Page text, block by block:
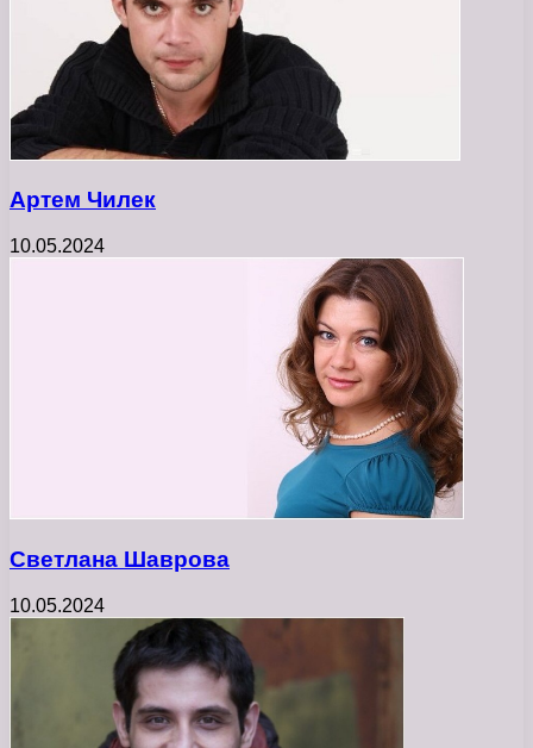
Артем Чилек
10.05.2024
Светлана Шаврова
10.05.2024